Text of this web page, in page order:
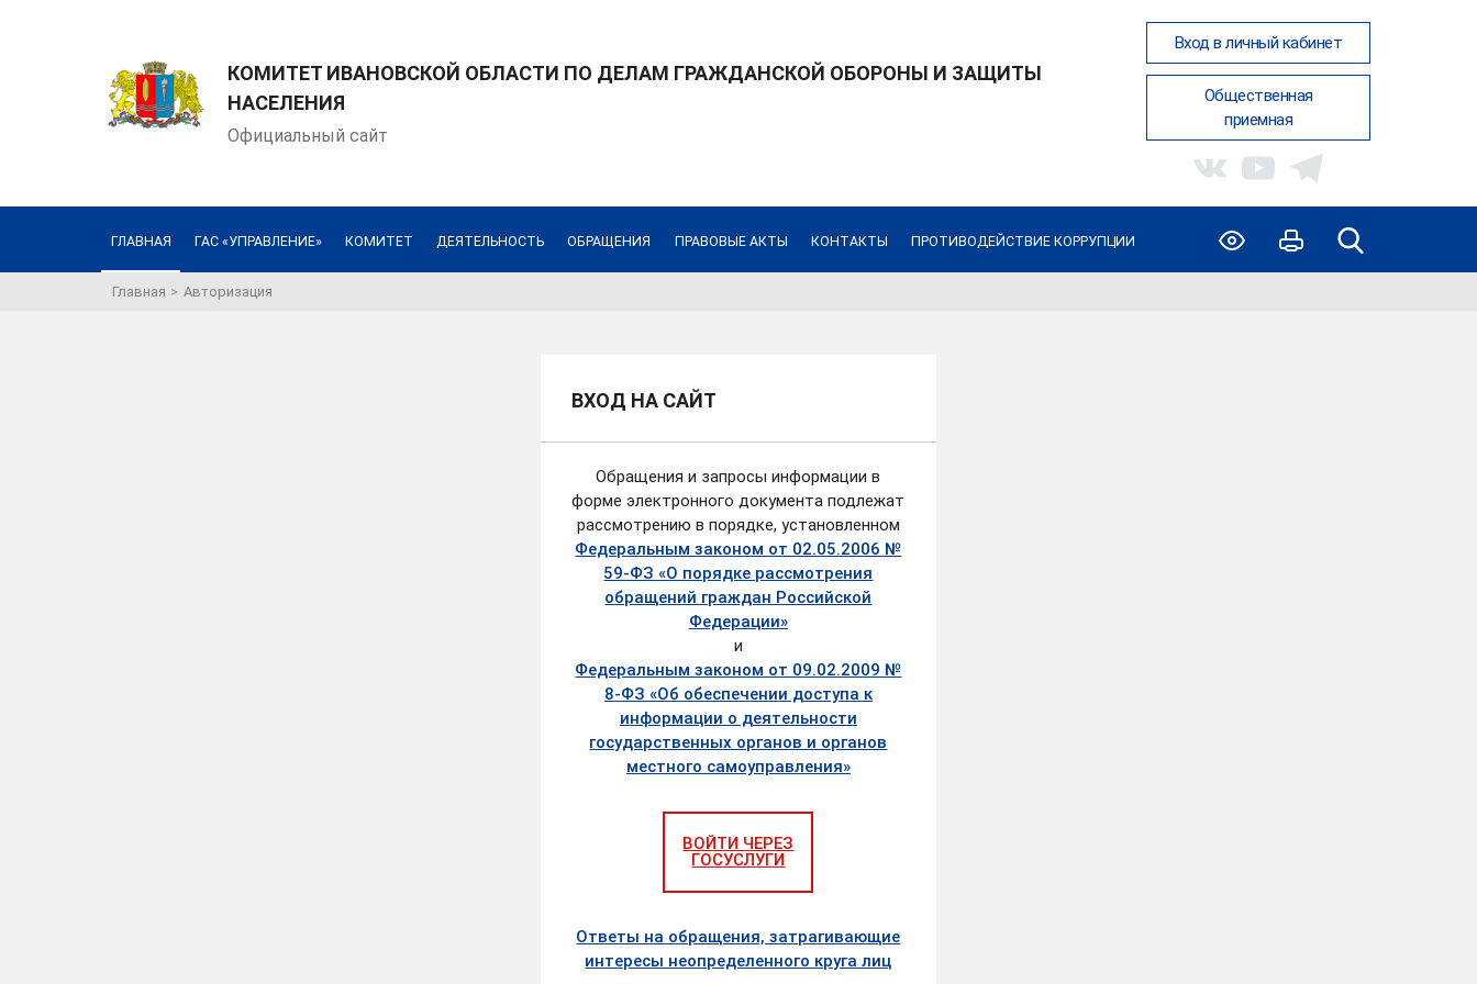
КОМИТЕТ ИВАНОВСКОЙ ОБЛАСТИ ПО ДЕЛАМ ГРАЖДАНСКОЙ ОБОРОНЫ И ЗАЩИТЫ
НАСЕЛЕНИЯ
Официальный сайт
Вход в личный кабинет
Общественная
приемная
ГЛАВНАЯ ГАС «УПРАВЛЕНИЕ» КОМИТЕТ ДЕЯТЕЛЬНОСТЬ ОБРАЩЕНИЯ ПРАВОВЫЕ АКТЫ КОНТАКТЫ ПРОТИВОДЕЙСТВИЕ КОРРУПЦИИ
Главная Авторизация
ВХОД НА САЙТ
Обращения и запросы информации в
форме электронного документа подлежат
рассмотрению в порядке, установленном
Федеральным законом от 02.05.2006 №
59-ФЗ «О порядке рассмотрения
обращений граждан Российской
Федерации»
и
Федеральным законом от 09.02.2009 №
8-ФЗ «Об обеспечении доступа к
информации о деятельности
государственных органов и органов
местного самоуправления»
ВОЙТИ ЧЕРЕЗ
ГОСУСЛУГИ
Ответы на обращения, затрагивающие
интересы неопределенного круга лиц